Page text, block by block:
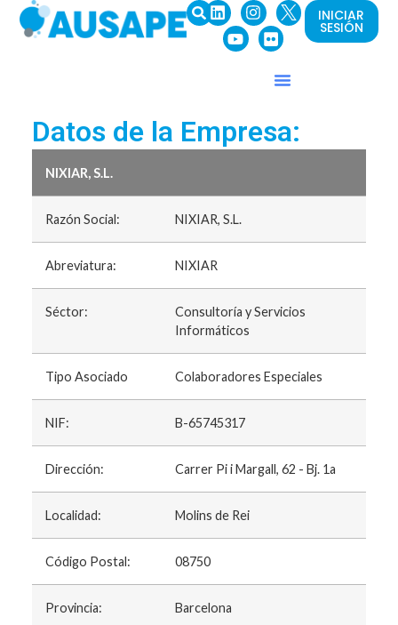
INICIAR
SESIÓN
Datos de la Empresa:
NIXIAR, S.L.
Razón Social: NIXIAR, S.L.
Abreviatura: NIXIAR
Séctor:
Consultoría y Servicios
Informáticos
Tipo Asociado Colaboradores Especiales
NIF: B-65745317
Dirección: Carrer Pi i Margall, 62 - Bj. 1a
Localidad: Molins de Rei
Código Postal: 08750
Provincia: Barcelona